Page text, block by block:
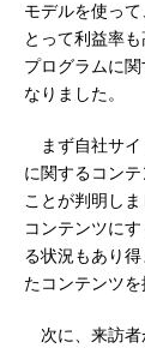
モデルを使っ
とって利益率
プログラムに
なりました。
まず自社サイ
に関するコン
ことが判明し
コンテンツに
る状況もあり
たコンテンツ
次に、来訪者